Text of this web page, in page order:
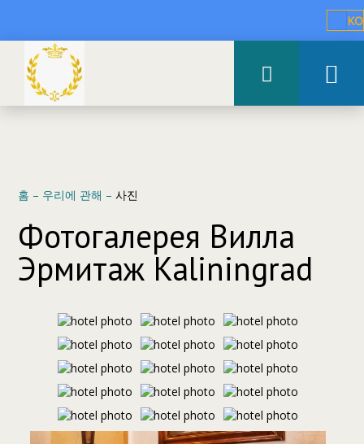
KO
홈 – 우리에 관해 –사진
Фотогалерея Вилла
Эрмитаж Kaliningrad